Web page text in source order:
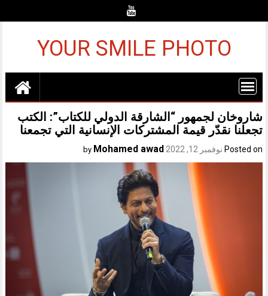
YOUR SMILE PHOTO
شاروخان لجمهور “الشارقة الدولي للكتاب”: الكتب
تجعلنا نقدّر قيمة المشتركات الإنسانية التي تجمعنا
Posted on نوفمبر 12, 2022 Mohamed awad